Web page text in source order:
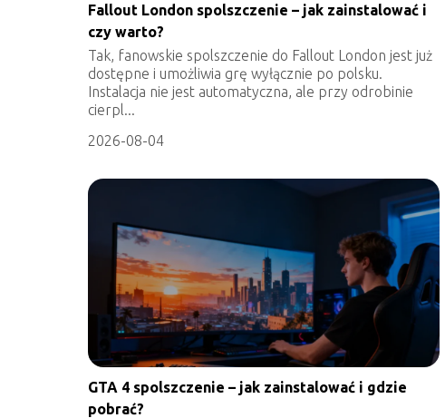
Fallout London spolszczenie – jak zainstalować i
czy warto?
Tak, fanowskie spolszczenie do Fallout London jest już
dostępne i umożliwia grę wyłącznie po polsku.
Instalacja nie jest automatyczna, ale przy odrobinie
cierpl...
2026-08-04
GTA 4 spolszczenie – jak zainstalować i gdzie
pobrać?